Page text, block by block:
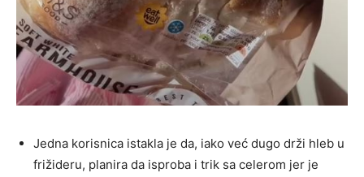
Jedna korisnica istakla je da, iako već dugo drži hleb u
frižideru, planira da isproba i trik sa celerom jer je